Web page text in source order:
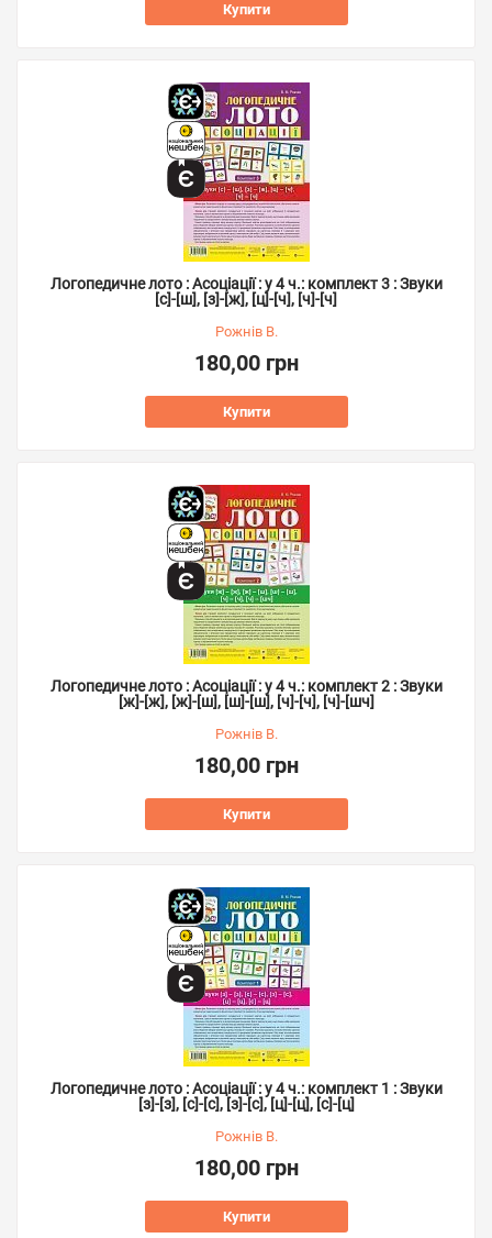
Купити
Логопедичне лото : Асоціації : у 4 ч.: комплект 3 : Звуки
[с]-[ш], [з]-[ж], [ц]-[ч], [ч]-[ч]
Рожнів В.
180,00 грн
Купити
Логопедичне лото : Асоціації : у 4 ч.: комплект 2 : Звуки
[ж]-[ж], [ж]-[ш], [ш]-[ш], [ч]-[ч], [ч]-[шч]
Рожнів В.
180,00 грн
Купити
Логопедичне лото : Асоціації : у 4 ч.: комплект 1 : Звуки
[з]-[з], [с]-[с], [з]-[с], [ц]-[ц], [с]-[ц]
Рожнів В.
180,00 грн
Купити